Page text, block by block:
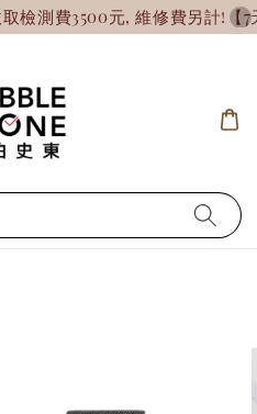
測費3500元, 維修費另計!【7天